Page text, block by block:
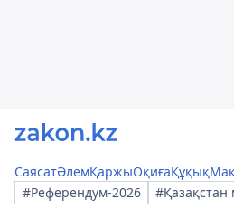
СаясатӘлемҚаржыОқиғаҚұқық
#Референдум-2026